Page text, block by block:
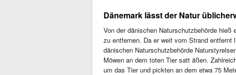
Dänemark lässt der Natur
Von der dänischen Naturschutzbehörde
zu entfernen. Da er weit vom Strand
dänischen Naturschutzbehörde
Möwen an dem toten Tier satt äßen.
um das Tier und pickten an dem etwa 75